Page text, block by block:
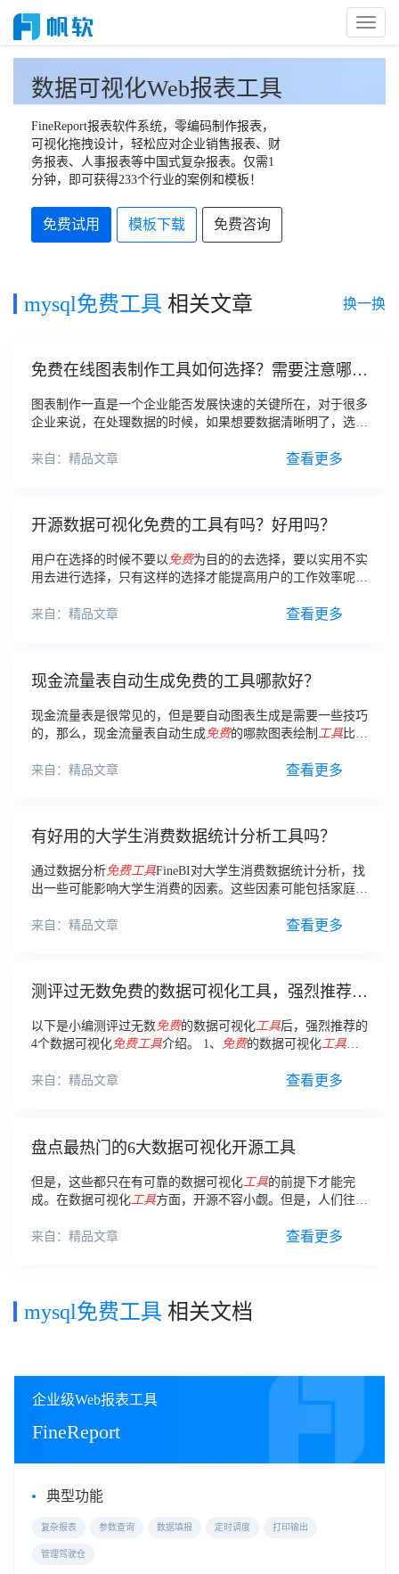
Toggle
数据可视化Web报表工具
FineReport报表软件系统，零编码制作报表，
可视化拖拽设计，轻松应对企业销售报表、财
务报表、人事报表等中国式复杂报表。仅需1
分钟，即可获得233个行业的案例和模板！
免费试用 模板下载 免费咨询
mysql免费工具 相关文章 换一换
免费在线图表制作工具如何选择？需要注意哪些
方面？
图表制作一直是一个企业能否发展快速的关键所在，对于很多
企业来说，在处理数据的时候，如果想要数据清晰明了，选择
图表制作工具如何选择？
来自：精品文章 查看更多
开源数据可视化免费的工具有吗？好用吗？
用户在选择的时候不要以免费为目的的去选择，要以实用不实
用去进行选择，只有这样的选择才能提高用户的工作效率呢。
来自：精品文章
查看更多
现金流量表自动生成免费的工具哪款好？
现金流量表是很常见的，但是要自动图表生成是需要一些技巧
的，那么，现金流量表自动生成免费的哪款图表绘制 工具 比较
来自：精品文章
查看更多
有好用的大学生消费数据统计分析工具吗？
通过数据分析免费工具FineBI对大学生消费数据统计分析，找
出一些可能影响大学生消费的因素。这些因素可能包括家庭情
来自：精品文章
查看更多
测评过无数免费的数据可视化工具，强烈推荐这
以下是小编测评过无数免费的数据可视化工具后，强烈推荐的
4个数据可视化免费工具 介绍。 1、 免费的数据可视化工具
来自：精品文章
查看更多
盘点最热门的6大数据可视化开源工具
但是，这些都只在有可靠的数据可视化 工具的前提下才能完
成。在数据可视化 工具方面，开源不容小觑。但是，人们往往
与免费工具没什么关系。
来自：精品文章 查看更多
mysql免费工具 相关文档
企业级Web报表工具
FineReport
典型功能
复杂报表 参数查询 数据填报 定时调度 打印输出
管理驾驶仓